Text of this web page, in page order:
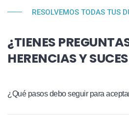
RESOLVEMOS TODAS TUS
¿TIENES
HERENCIAS Y
¿Qué pasos debo seguir para